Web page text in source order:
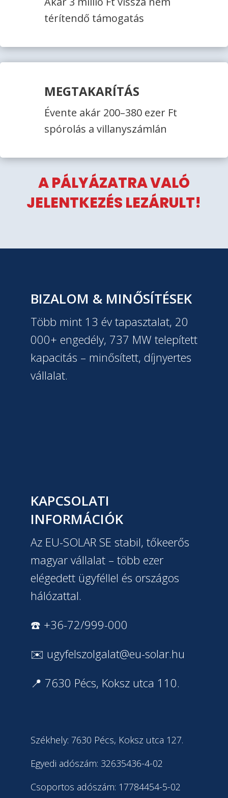
térítendő támogatás
MEGTAKARÍTÁS
Évente akár 200–380 ezer Ft
spórolás a villanyszámlán
A PÁLYÁZATRA VALÓ
JELENTKEZÉS LEZÁRULT!
BIZALOM & MINŐSÍTÉSEK
Több mint 13 év tapasztalat, 20
000+ engedély, 737 MW telepített
kapacitás – minősített, díjnyertes
vállalat.
KAPCSOLATI
INFORMÁCIÓK
Az EU-SOLAR SE stabil, tőkeerős
magyar vállalat – több ezer
elégedett ügyféllel és országos
hálózattal.
☎️ +36-72/999-000
✉️ ugyfelszolgalat@eu-solar.hu
📍 7630 Pécs, Koksz utca 110.
Székhely: 7630 Pécs, Koksz utca 127.
Egyedi adószám: 32635436-4-02
Csoportos adószám: 17784454-5-02